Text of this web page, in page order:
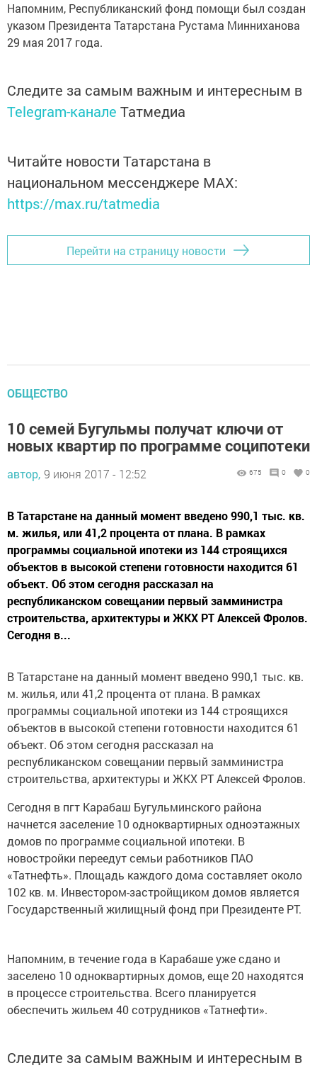
Напомним, Республиканский фонд помощи был создан
указом Президента Татарстана Рустама Минниханова
29 мая 2017 года.
Следите за самым важным и интересным в
Telegram-канале Татмедиа
Читайте новости Татарстана в
национальном мессенджере MАХ:
https://max.ru/tatmedia
Перейти на страницу новости
ОБЩЕСТВО
10 семей Бугульмы получат ключи от
новых квартир по программе соципотеки
автор, 9 июня 2017 - 12:52 675 0 0
В Татарстане на данный момент введено 990,1 тыс. кв.
м. жилья, или 41,2 процента от плана. В рамках
программы социальной ипотеки из 144 строящихся
объектов в высокой степени готовности находится 61
объект. Об этом сегодня рассказал на
республиканском совещании первый замминистра
строительства, архитектуры и ЖКХ РТ Алексей Фролов.
Сегодня в...
В Татарстане на данный момент введено 990,1 тыс. кв.
м. жилья, или 41,2 процента от плана. В рамках
программы социальной ипотеки из 144 строящихся
объектов в высокой степени готовности находится 61
объект. Об этом сегодня рассказал на
республиканском совещании первый замминистра
строительства, архитектуры и ЖКХ РТ Алексей Фролов.
Сегодня в пгт Карабаш Бугульминского района
начнется заселение 10 одноквартирных одноэтажных
домов по программе социальной ипотеки. В
новостройки переедут семьи работников ПАО
«Татнефть». Площадь каждого дома составляет около
102 кв. м. Инвестором-застройщиком домов является
Государственный жилищный фонд при Президенте РТ.
Напомним, в течение года в Карабаше уже сдано и
заселено 10 одноквартирных домов, еще 20 находятся
в процессе строительства. Всего планируется
обеспечить жильем 40 сотрудников «Татнефти».
Следите за самым важным и интересным в